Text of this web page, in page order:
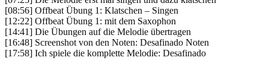
[08:56] Offbeat Übung 1: Klatschen – Singen
[12:22] Offbeat Übung 1: mit dem Saxophon
[14:41] Die Übungen auf die Melodie übertragen
[16:48] Screenshot von den Noten: Desafinado Noten
[17:58] Ich spiele die komplette Melodie: Desafinado